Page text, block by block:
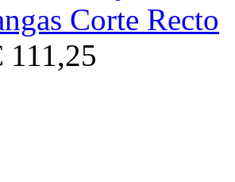
Corte Recto
111,25